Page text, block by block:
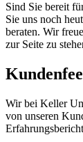
Sind Sie bereit
Sie uns noch
beraten. Wir
zur Seite zu
Wir bei Keller
von unseren